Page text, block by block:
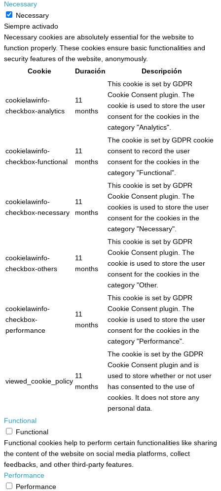
Necessary
Necessary
Siempre activado
Necessary cookies are absolutely essential for the website to
function properly. These cookies ensure basic functionalities and
security features of the website, anonymously.
Cookie
Duración Descripción
cookielawinfo-
checkbox-analytics
11
months
This cookie is set by GDPR
Cookie Consent plugin. The
cookie is used to store the user
consent for the cookies in the
category "Analytics".
cookielawinfo-
checkbox-functional
11
months
The cookie is set by GDPR cookie
consent to record the user
consent for the cookies in the
category "Functional".
cookielawinfo-
checkbox-necessary
11
months
This cookie is set by GDPR
Cookie Consent plugin. The
cookies is used to store the user
consent for the cookies in the
category "Necessary".
cookielawinfo-
checkbox-others
11
months
This cookie is set by GDPR
Cookie Consent plugin. The
cookie is used to store the user
consent for the cookies in the
category "Other.
cookielawinfo-
checkbox-
performance
11
months
This cookie is set by GDPR
Cookie Consent plugin. The
cookie is used to store the user
consent for the cookies in the
category "Performance".
viewed_cookie_policy
11
months
The cookie is set by the GDPR
Cookie Consent plugin and is
used to store whether or not user
has consented to the use of
cookies. It does not store any
personal data.
Functional
Functional
Functional cookies help to perform certain functionalities like sharing
the content of the website on social media platforms, collect
feedbacks, and other third-party features.
Performance
Performance